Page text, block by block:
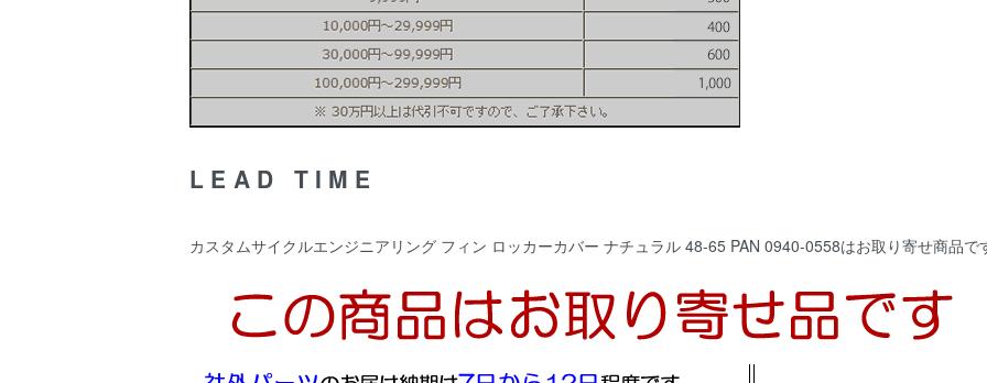
LEAD TIME
カスタムサイクルエンジニアリング フィン ロッカーカバー ナチュラル 48-65 PAN 0940-0558はお取り寄せ商品で